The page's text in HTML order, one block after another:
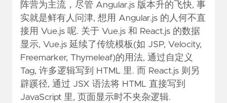
阵营为主流，尽管 Angular.js 版本升的飞快, 事
实就是鲜有人问津, 想用 Angular.js 的人何不直
接用 Vue.js 呢. 关于 Vue.js 和 React.js 的数据
显示, Vue.js 延续了传统模板(如 JSP, Velocity,
Freemarker, Thymeleaf)的用法, 通过自定义
Tag, 许多逻辑写到 HTML 里. 而 React.js 则另
辟蹊径, 通过 JSX 语法将 HTML 直接写到
JavaScript 里, 页面显示时不夹杂逻辑.